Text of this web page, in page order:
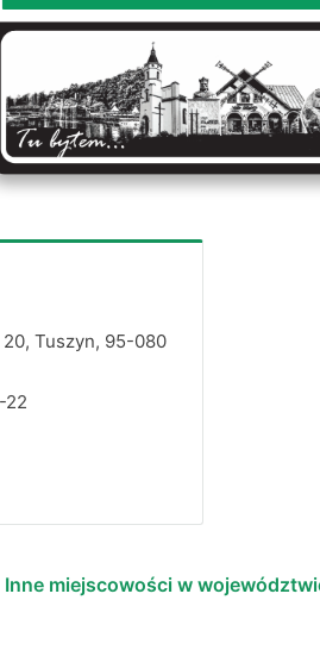
Tuszyn, 95-080
22
Inne miejscowości w